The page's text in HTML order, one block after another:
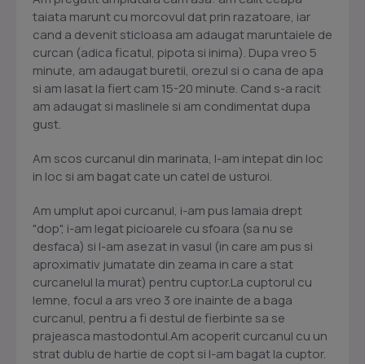
taiata marunt cu morcovul dat prin razatoare, iar
cand a devenit sticloasa am adaugat maruntaiele de
curcan (adica ficatul, pipota si inima). Dupa vreo 5
minute, am adaugat buretii, orezul si o cana de apa
si am lasat la fiert cam 15-20 minute. Cand s-a racit
am adaugat si maslinele si am condimentat dupa
gust.
Am scos curcanul din marinata, l-am intepat din loc
in loc si am bagat cate un catel de usturoi.
Am umplut apoi curcanul, i-am pus lamaia drept
"dop", i-am legat picioarele cu sfoara (sa nu se
desfaca) si l-am asezat in vasul (in care am pus si
aproximativ jumatate din zeama in care a stat
curcanelul la murat) pentru cuptor.La cuptorul cu
lemne, focul a ars vreo 3 ore inainte de a baga
curcanul, pentru a fi destul de fierbinte sa se
prajeasca mastodontul.Am acoperit curcanul cu un
strat dublu de hartie de copt si l-am bagat la cuptor.